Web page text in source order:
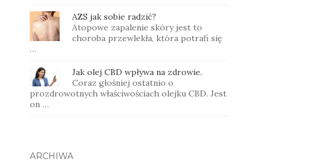
AZS jak sobie radzić?
Atopowe zapalenie skóry jest to
choroba przewlekła, która potrafi się
…
Jak olej CBD wpływa na zdrowie.
Coraz głośniej ostatnio o
prozdrowotnych właściwościach olejku CBD. Jest
on …
ARCHIWA